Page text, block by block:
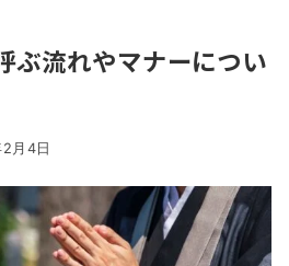
ぶ流れやマナーについ
月4日